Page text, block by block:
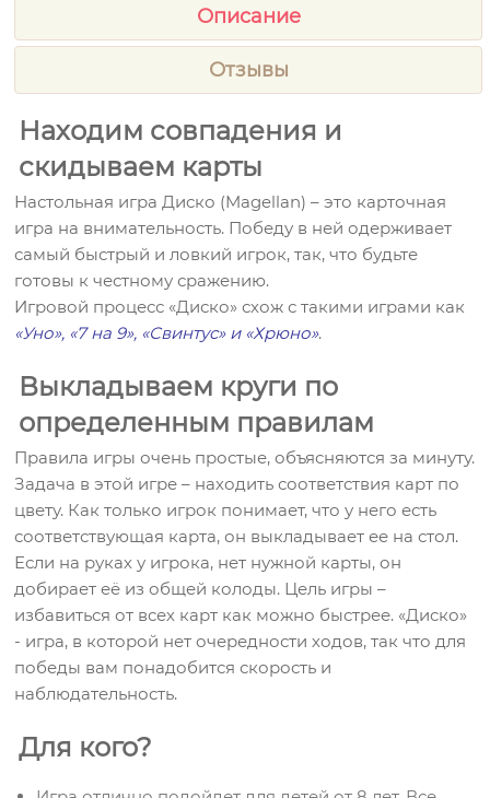
Описание
Отзывы
Находим совпадения и
скидываем карты
Настольная игра Диско (Magellan) – это карточная
игра на внимательность. Победу в ней одерживает
самый быстрый и ловкий игрок, так, что будьте
готовы к честному сражению.
Игровой процесс «Диско» схож с такими играми как
«Уно», «7 на 9», «Свинтус»и «Хрюно».
Выкладываем круги по
определенным правилам
Правила игры очень простые, объясняются за минуту.
Задача в этой игре – находить соответствия карт по
цвету. Как только игрок понимает, что у него есть
соответствующая карта, он выкладывает ее на стол.
Если на руках у игрока, нет нужной карты, он
добирает её из общей колоды. Цель игры –
избавиться от всех карт как можно быстрее. «Диско»
- игра, в которой нет очередности ходов, так что для
победы вам понадобится скорость и
наблюдательность.
Для кого?